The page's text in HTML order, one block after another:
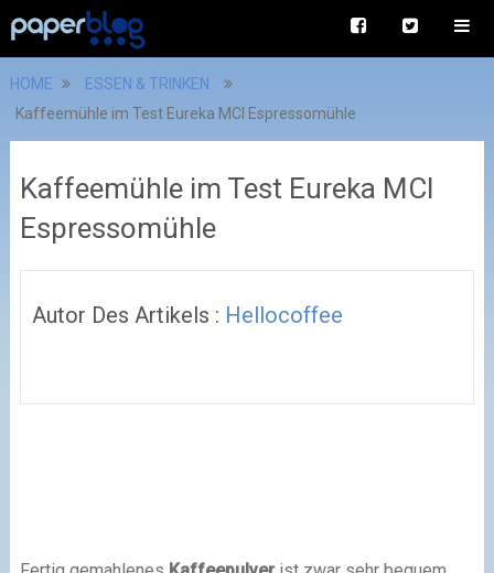
HOME
ESSEN & TRINKEN
Kaffeemühle im Test Eureka MCI Espressomühle
Kaffeemühle im Test Eureka MCI
Espressomühle
Autor Des Artikels : Hellocoffee